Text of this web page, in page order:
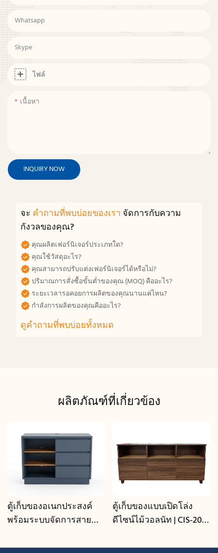
Whatsapp
Skype
ไฟล์
เนื้อหา
INQUIRY NOW
จะ คำถามที่พบบ่อยของเรา จัดการกับความ
กังวลของคุณ?
คุณผลิตเฟอร์นิเจอร์ประเภทใด?
คุณใช้วัสดุอะไร?
คุณสามารถปรับแต่งเฟอร์นิเจอร์ได้หรือไม่?
ปริมาณการสั่งซื้อขั้นต่ำของคุณ (MOQ) คืออะไร?
ระยะเวลารอคอยการผลิตของคุณนานแค่ไหน?
กำลังการผลิตของคุณคืออะไร?
ดูคำถามที่พบบ่อยทั้งหมด
ผลิตภัณฑ์ที่เกี่ยวข้อง
ตู้เก็บของอเนกประสงค์
พร้อมระบบจัดการสาย
ตู้เก็บของแบบเปิดโล่ง
ดีไซน์ไม้วอลนัท | CIS-207 -